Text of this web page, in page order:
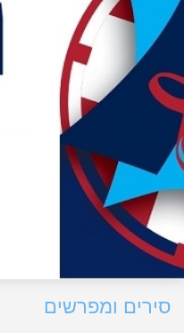
סירים ומפרשים